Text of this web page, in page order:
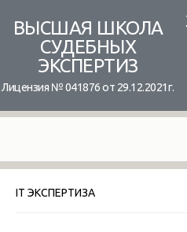
content
ВЫСШАЯ ШКОЛА
СУДЕБНЫХ
ЭКСПЕРТИЗ
Лицензия № 041876 от 29.12.2021г.
IT ЭКСПЕРТИЗА